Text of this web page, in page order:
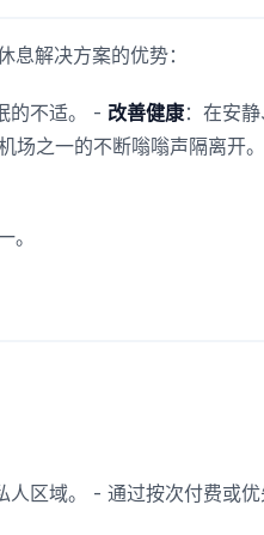
解决方案的优势：
的不适。 - 改善健康：在安
场之一的不断嗡嗡声隔离开
。
区域。 - 通过按次付费或